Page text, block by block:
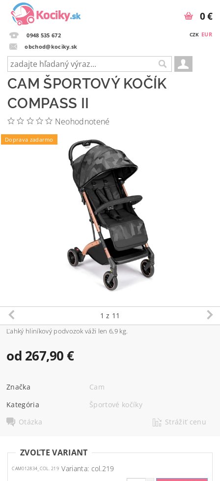
0948 535 672
obchod@kociky.sk
CZK EUR
0 €
CAM ŠPORTOVÝ KOČÍK
COMPASS II
Neohodnotené
Doprava zadarmo
1 z 11
Ľahký hliníkový podvozok váži len 6,9 kg.
od 267,90 €
Značka
Cam
Kategória
Športové kočíky
Otázka
Strážiť cenu
ZVOĽTE VARIANT
CAM012834_COL. 219 Varianta: col.219